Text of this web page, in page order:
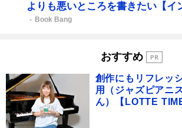
よりも悪いところを書きたい【イ
Book Bang
おすすめ
創作にもリフレッ
用（ジャズピアニ
ん）【LOTTE